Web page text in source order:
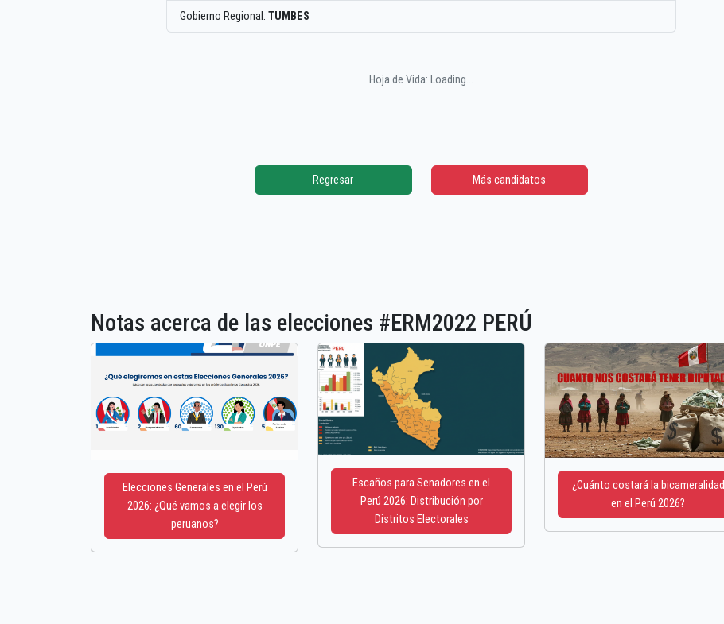
Gobierno Regional: TUMBES
Hoja de Vida: Loading...
Regresar Más candidatos
Notas acerca de las elecciones #ERM2022 PERÚ
Elecciones Generales en el Perú
2026: ¿Qué vamos a elegir los
peruanos?
Escaños para Senadores en el
Perú 2026: Distribución por
Distritos Electorales
¿Cuánto costará la bicameralidad
en el Perú 2026?